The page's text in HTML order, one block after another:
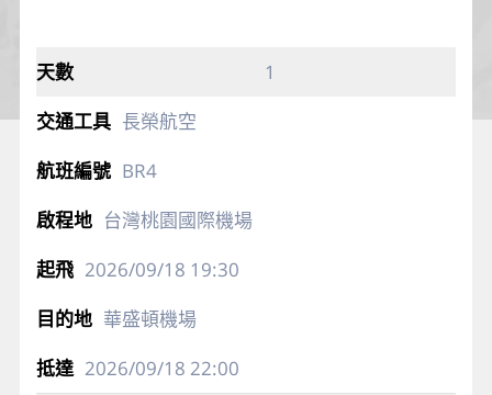
1
長榮航空
BR4
台灣桃園國際機場
2026/09/18 19:30
華盛頓機場
2026/09/18 22:00